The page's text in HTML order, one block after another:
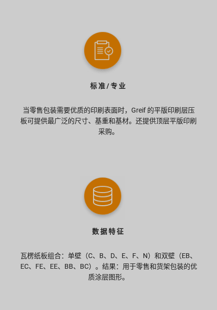
标准/专业
当零售包装需要优质的印刷表面时，Greif 的平版印刷层压
板可提供最广泛的尺寸、基重和基材。还提供顶层平版印刷
采购。
数据特征
瓦楞纸板组合：单壁（C、B、D、E、F、N）和双壁（EB、
EC、FE、EE、BB、BC）。结果：用于零售和货架包装的优
质涂层图形。